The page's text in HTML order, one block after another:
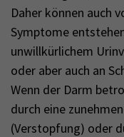
Daher können auch
Symptome
unwillkürlichem
oder aber auch an
Wenn der Darm
durch eine
(Verstopfung) oder